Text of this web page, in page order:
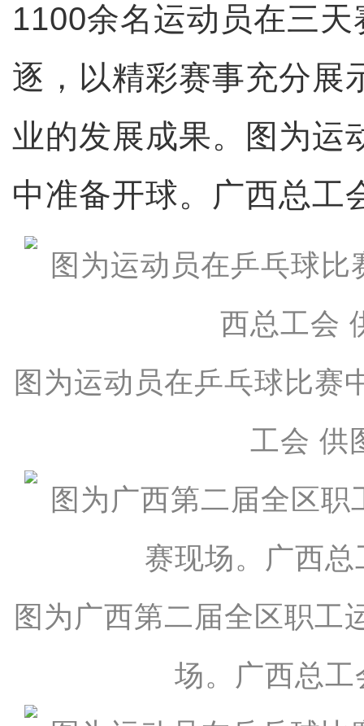
1100余名运动员在三
逐，以精彩赛事充分展
业的发展成果。图为运
中准备开球。广西总工
图为运动员在乒乓球比赛
工会 供
图为广西第二届全区职工
场。广西总